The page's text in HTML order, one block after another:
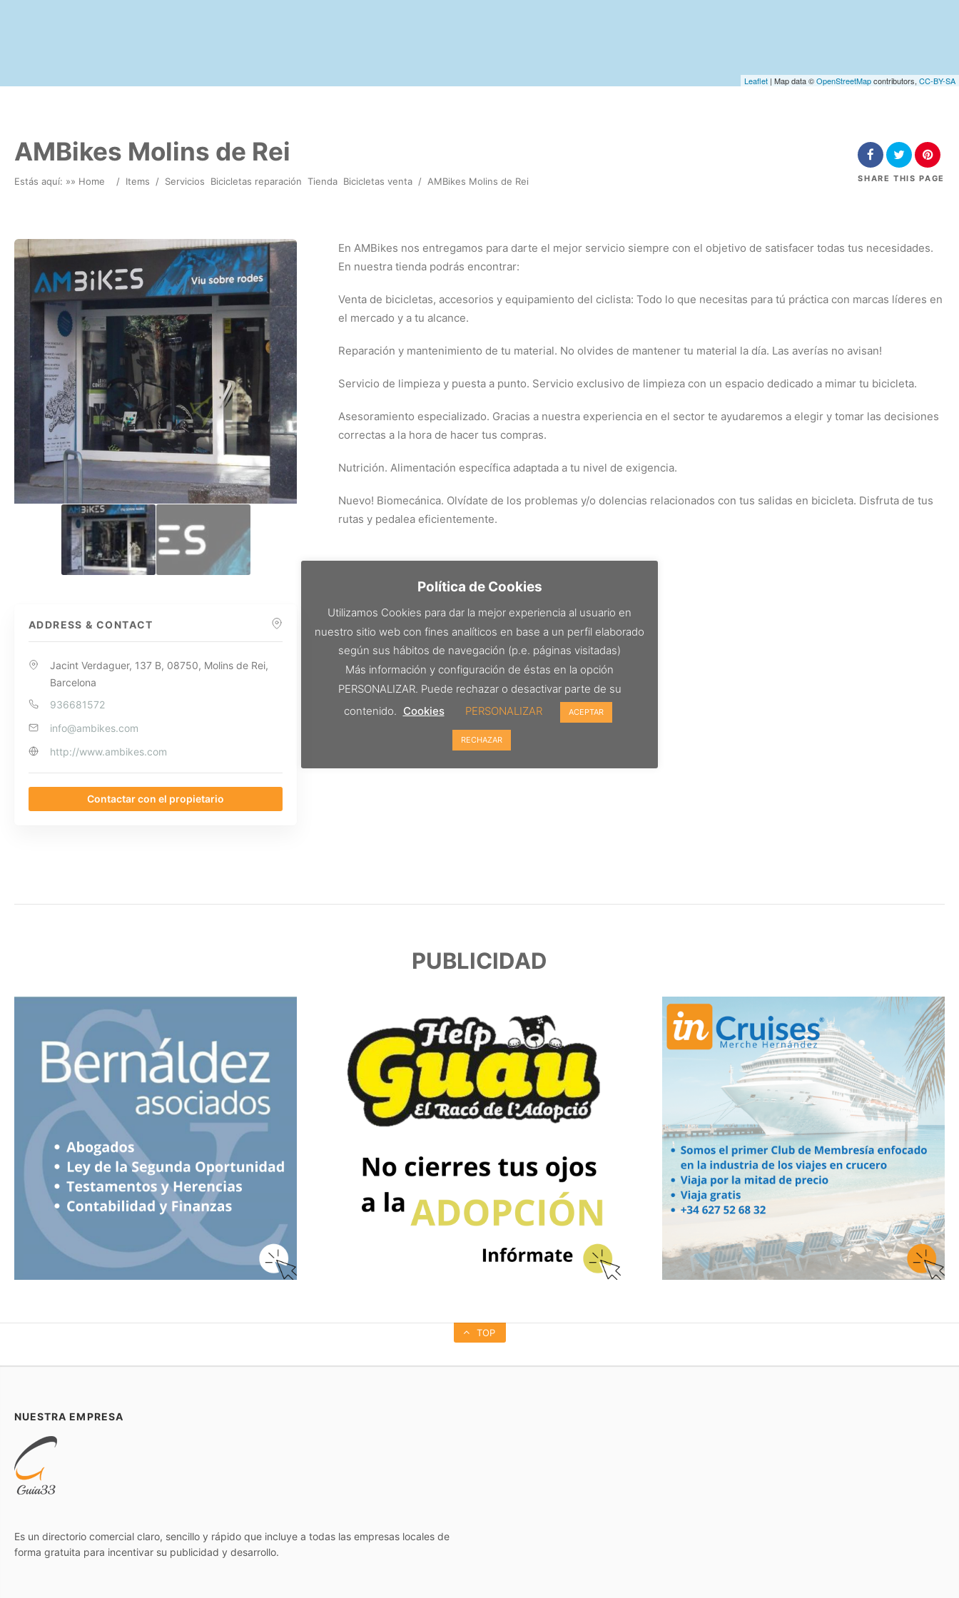
Leaflet | Map data ©OpenStreetMapcontributors, CC-BY-SA
AMBikes Molins de Rei
Estás aquí: »» Home / Items / Servicios Bicicletas reparación Tienda Bicicletas venta / AMBikes Molins de Rei SHARE THIS PAGE
ADDRESS & CONTACT
Jacint Verdaguer, 137 B, 08750, Molins de Rei,
Barcelona
936681572
info@ambikes.com
http://www.ambikes.com
Contactar con el propietario
En AMBikes nos entregamos para darte el mejor servicio siempre con el objetivo de satisfacer todas tus necesidades.
En nuestra tienda podrás encontrar:
Venta de bicicletas, accesorios y equipamiento del ciclista: Todo lo que necesitas para tú práctica con marcas líderes en
el mercado y a tu alcance.
Reparación y mantenimiento de tu material. No olvides de mantener tu material la día. Las averías no avisan!
Servicio de limpieza y puesta a punto. Servicio exclusivo de limpieza con un espacio dedicado a mimar tu bicicleta.
Asesoramiento especializado. Gracias a nuestra experiencia en el sector te ayudaremos a elegir y tomar las decisiones
correctas a la hora de hacer tus compras.
Nutrición. Alimentación específica adaptada a tu nivel de exigencia.
Nuevo! Biomecánica. Olvídate de los problemas y/o dolencias relacionados con tus salidas en bicicleta. Disfruta de tus
rutas y pedalea eficientemente.
PUBLICIDAD
TOP
NUESTRA EMPRESA
Es un directorio comercial claro, sencillo y rápido que incluye a todas las empresas locales de
forma gratuita para incentivar su publicidad y desarrollo.
Política de Cookies
Utilizamos Cookies para dar la mejor experiencia al usuario en
nuestro sitio web con fines analíticos en base a un perfil elaborado
según sus hábitos de navegación (p.e. páginas visitadas)
Más información y configuración de éstas en la opción
PERSONALIZAR. Puede rechazar o desactivar parte de su
contenido. Cookies PERSONALIZAR ACEPTAR
RECHAZAR